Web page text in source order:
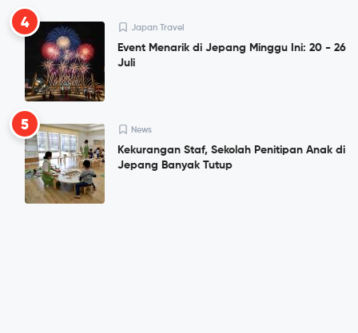
4 Japan Travel
Event Menarik di Jepang Minggu Ini: 20 - 26
Juli
5 News
Kekurangan Staf, Sekolah Penitipan Anak di
Jepang Banyak Tutup